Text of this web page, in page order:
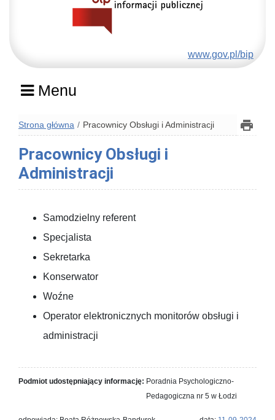
www.gov.pl/bip
Menu
Strona główna Pracownicy Obsługi i Administracji
Pracownicy Obsługi i
Administracji
Samodzielny referent
Specjalista
Sekretarka
Konserwator
Woźne
Operator elektronicznych monitorów obsługi i
administracji
Podmiot udostępniający informację: Poradnia Psychologiczno-
Pedagogiczna nr 5 w Łodzi